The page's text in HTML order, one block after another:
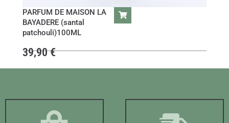
PARFUM DE MAISON LA
BAYADERE (santal
patchouli)100ML
39,90€